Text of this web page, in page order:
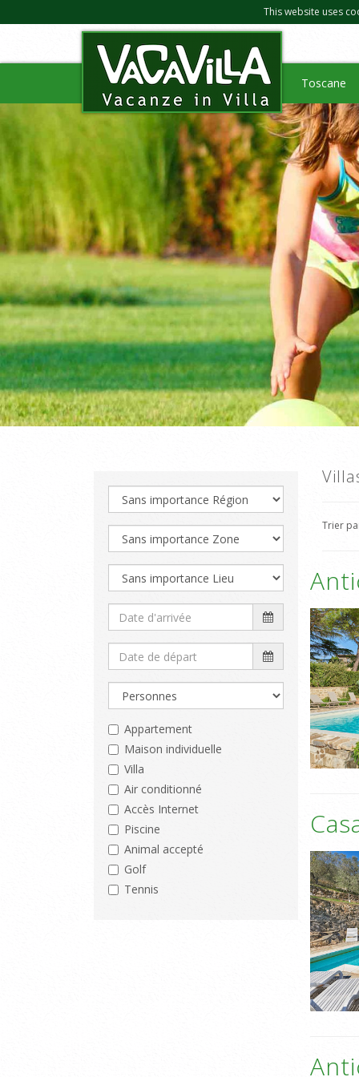
This website uses
Toscane
Trier
Appartement
Maison individuelle
Villa
Air conditionné
Accès Internet
Piscine
Animal accepté
Golf
Tennis